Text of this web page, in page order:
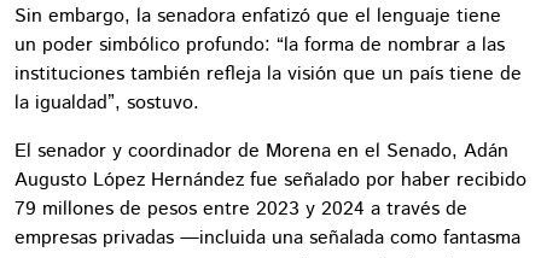
Sin embargo, la senadora enfatizó que el lenguaje tiene
un poder simbólico profundo: “la forma de nombrar a las
instituciones también refleja la visión que un país tiene de
la igualdad”, sostuvo.
El senador y coordinador de Morena en el Senado, Adán
Augusto López Hernández fue señalado por haber recibido
79 millones de pesos entre 2023 y 2024 a través de
empresas privadas —incluida una señalada como fantasma